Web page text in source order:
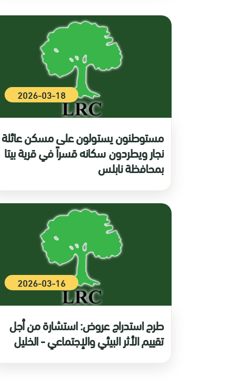
2026-03-18
مستوطنون يستولون على مسكن عائلة
نجار ويطردون سكانه قسراً في قرية بيتا
بمحافظة نابلس
2026-03-16
طرح استدراج عروض: استشارة من أجل
تقييم الأثر البيئي والإجتماعي - الخليل